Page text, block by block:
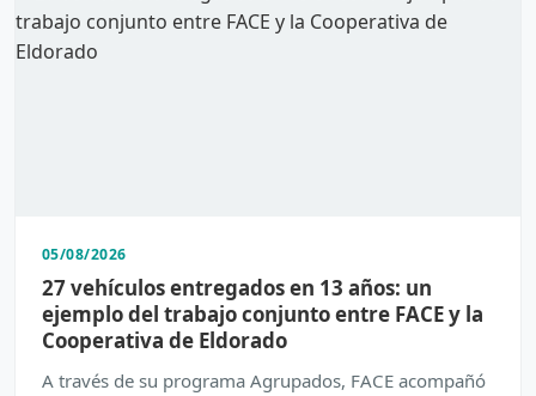
05/08/2026
27 vehículos entregados en 13 años: un
ejemplo del trabajo conjunto entre FACE y la
Cooperativa de Eldorado
A través de su programa Agrupados, FACE acompañó